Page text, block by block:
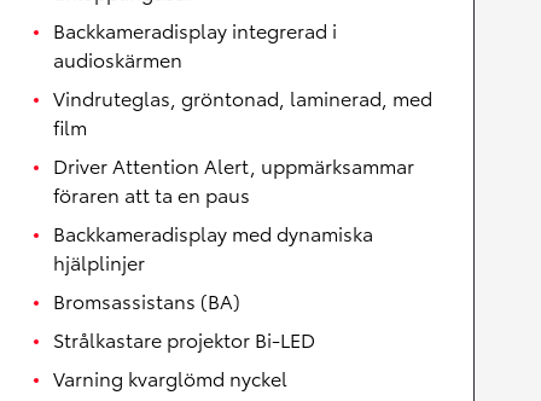
Backkameradisplay integrerad i
audioskärmen
Vindruteglas, gröntonad, laminerad, med
film
Driver Attention Alert, uppmärksammar
föraren att ta en paus
Backkameradisplay med dynamiska
hjälplinjer
Bromsassistans (BA)
Strålkastare projektor Bi-LED
Varning kvarglömd nyckel